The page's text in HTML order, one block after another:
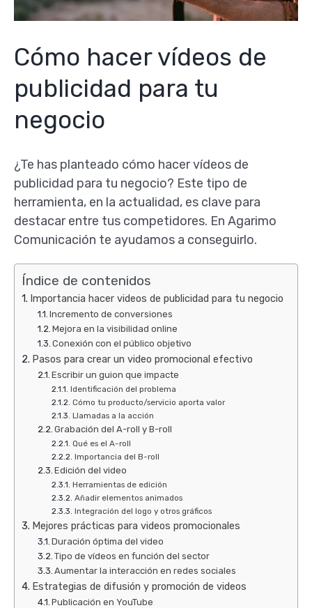
Cómo hacer vídeos de
publicidad para tu
negocio
¿Te has planteado cómo hacer vídeos de
publicidad para tu negocio? Este tipo de
herramienta, en la actualidad, es clave para
destacar entre tus competidores. En Agarimo
Comunicación te ayudamos a conseguirlo.
Índice de contenidos
Importancia hacer videos de publicidad para tu negocio
Incremento de conversiones
Mejora en la visibilidad online
Conexión con el público objetivo
Pasos para crear un video promocional efectivo
Escribir un guion que impacte
Identificación del problema
Cómo tu producto/servicio aporta valor
Llamadas a la acción
Grabación del A-roll y B-roll
Qué es el A-roll
Importancia del B-roll
Edición del video
Herramientas de edición
Añadir elementos animados
Integración del logo y otros gráficos
Mejores prácticas para videos promocionales
Duración óptima del video
Tipo de vídeos en función del sector
Aumentar la interacción en redes sociales
Estrategias de difusión y promoción de videos
Publicación en YouTube